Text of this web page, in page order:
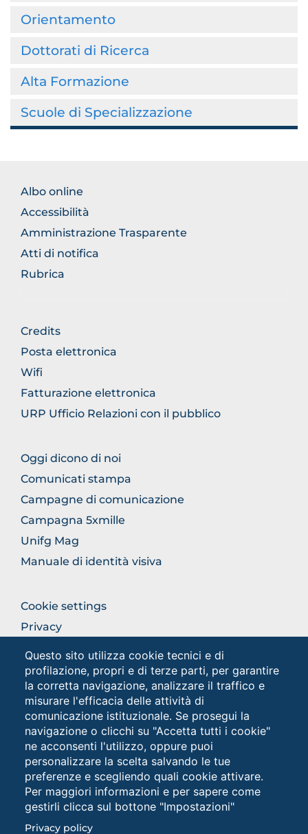
Questo sito utilizza cookie tecnici e di
profilazione, propri e di terze parti, per garantire
la corretta navigazione, analizzare il traffico e
misurare l'efficacia delle attività di
comunicazione istituzionale. Se prosegui la
navigazione o clicchi su "Accetta tutti i cookie"
ne acconsenti l'utilizzo, oppure puoi
personalizzare la scelta salvando le tue
preferenze e scegliendo quali cookie attivare.
Per maggiori informazioni e per sapere come
gestirli clicca sul bottone "Impostazioni"
Privacy policy
Orientamento
Dottorati di Ricerca
Alta Formazione
Scuole di Specializzazione
FOOTER
NORMATIVA
Albo online
Accessibilità
Amministrazione Trasparente
Atti di notifica
Rubrica
FOOTER
GENERICO
Credits
Posta elettronica
Wifi
Fatturazione elettronica
URP Ufficio Relazioni con il pubblico
FOOTER
COMUNICAZIONE
Oggi dicono di noi
Comunicati stampa
Campagne di comunicazione
Campagna 5xmille
Unifg Mag
Manuale di identità visiva
FOOTER
COLONNA
DESTRA
Cookie settings
Privacy
Social
Università degli Studi di Foggia • Via A.Gramsci 89/91 •